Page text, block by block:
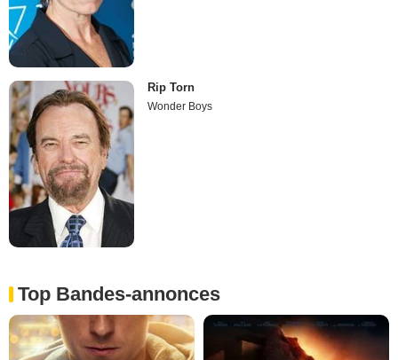
Rip Torn
Wonder Boys
Top Bandes-annonces